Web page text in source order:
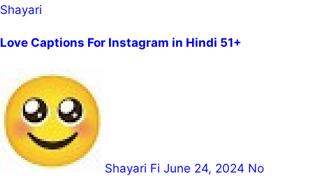
Shayari
Love Captions For Instagram in Hindi 51+
Shayari Fi June 24, 2024 No